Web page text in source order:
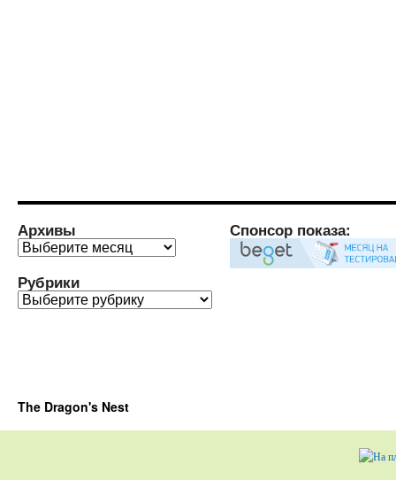
Архивы
Архивы
Рубрики
Рубрики
Спонсор показа:
The Dragon's Nest